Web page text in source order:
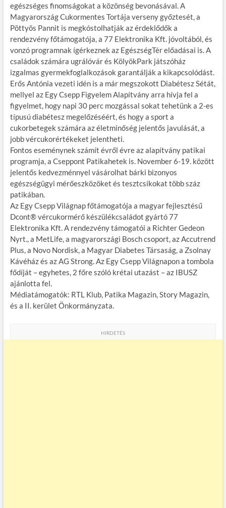
egészséges finomságokat a közönség bevonásával. A
Magyarország Cukormentes Tortája verseny győztesét, a
Pöttyös Pannit is megkóstolhatják az érdeklődők a
rendezvény főtámogatója, a 77 Elektronika Kft. jóvoltából, és
vonzó programnak ígérkeznek az EgészségTér előadásai is. A
családok számára ugrálóvár és KölyökPark játszóház
izgalmas gyermekfoglalkozások garantálják a kikapcsolódást.
Erős Antónia vezeti idén is a már megszokott Diabétesz Sétát,
mellyel az Egy Csepp Figyelem Alapítvány arra hívja fel a
figyelmet, hogy napi 30 perc mozgással sokat tehetünk a 2-es
típusú diabétesz megelőzéséért, és hogy a sport a
cukorbetegek számára az életminőség jelentős javulását, a
jobb vércukorértékeket jelentheti.
Fontos eseménynek számít évről évre az alapítvány patikai
programja, a Cseppont Patikahetek is. November 6-19. között
jelentős kedvezménnyel vásárolhat bárki bizonyos
egészségügyi mérőeszközöket és tesztcsíkokat több száz
patikában.
Az Egy Csepp Világnap főtámogatója a magyar fejlesztésű
Dcont® vércukormérő készülékcsaládot gyártó 77
Elektronika Kft. A rendezvény támogatói a Richter Gedeon
Nyrt., a MetLife, a magyarországi Bosch csoport, az Accutrend
Plus, a Novo Nordisk, a Magyar Diabetes Társaság, a Zsolnay
Kávéház és az AG Strong. Az Egy Csepp Világnapon a tombola
fődíját – egyhetes, 2 főre szóló krétai utazást – az IBUSZ
ajánlotta fel.
Médiatámogatók: RTL Klub, Patika Magazin, Story Magazin,
és a II. kerület Önkormányzata.
HIRDETÉS